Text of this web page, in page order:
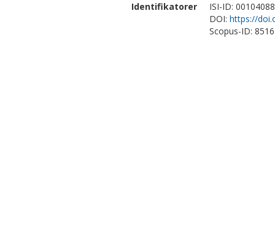
Identifikatorer
ISI-ID:
DOI: https://
Scopus-ID: